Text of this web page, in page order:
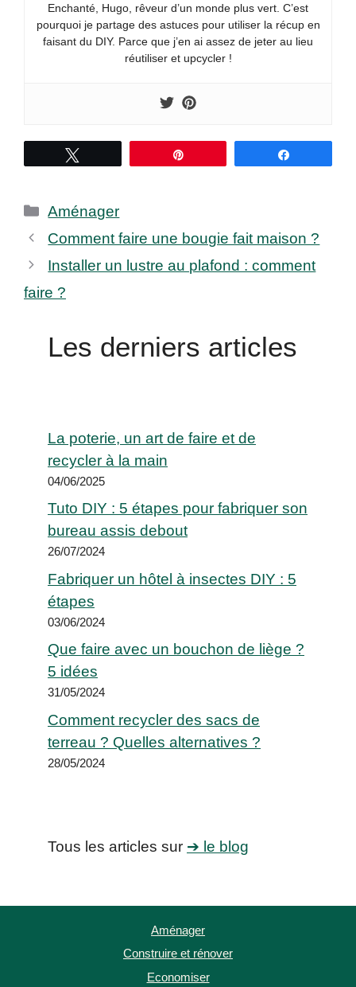
Enchanté, Hugo, rêveur d’un monde plus vert. C’est
pourquoi je partage des astuces pour utiliser la récup en
faisant du DIY. Parce que j’en ai assez de jeter au lieu
réutiliser et upcycler !
Catégories
Aménager
Comment faire une bougie fait maison ?
Installer un lustre au plafond : comment
faire ?
Les derniers articles
La poterie, un art de faire et de
recycler à la main
04/06/2025
Tuto DIY : 5 étapes pour fabriquer son
bureau assis debout
26/07/2024
Fabriquer un hôtel à insectes DIY : 5
étapes
03/06/2024
Que faire avec un bouchon de liège ?
5 idées
31/05/2024
Comment recycler des sacs de
terreau ? Quelles alternatives ?
28/05/2024
Tous les articles sur ➔ le blog
Aménager
Construire et rénover
Economiser